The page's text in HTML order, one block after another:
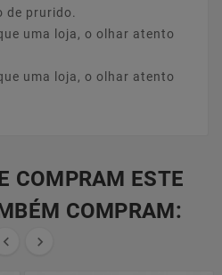
de prurido.
uma loja, o olhar atento
uma loja, o olhar atento
COMPRAM ESTE
COMPRAM:
 